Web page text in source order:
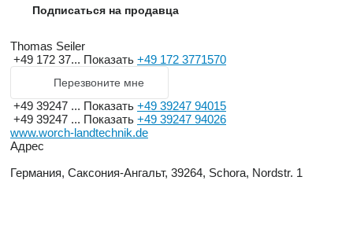
Подписаться на продавца
Thomas Seiler
+49 172 37... Показать +49 172 3771570
Перезвоните мне
+49 39247 ... Показать +49 39247 94015
+49 39247 ... Показать +49 39247 94026
www.worch-landtechnik.de
Адрес
Германия, Саксония-Ангальт, 39264, Schora, Nordstr. 1